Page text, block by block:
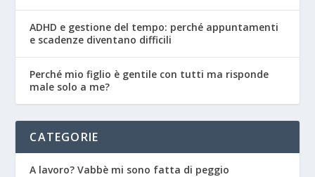
ADHD e gestione del tempo: perché appuntamenti
e scadenze diventano difficili
Perché mio figlio è gentile con tutti ma risponde
male solo a me?
CATEGORIE
A lavoro? Vabbè mi sono fatta di peggio